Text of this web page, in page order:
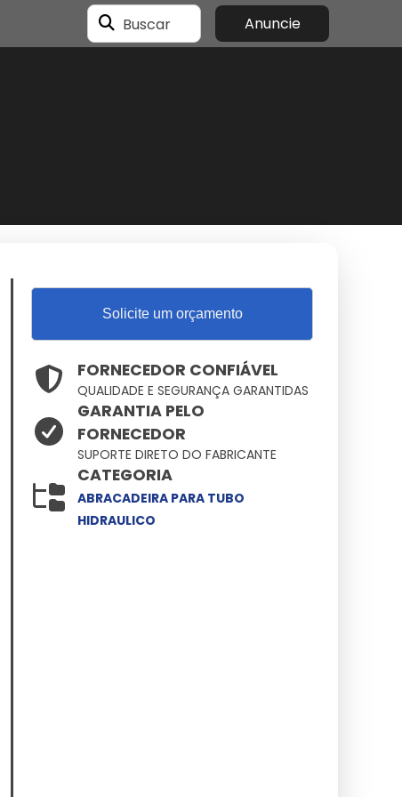
Buscar Anuncie
Solicite um orçamento
FORNECEDOR CONFIÁVEL
QUALIDADE E SEGURANÇA GARANTIDAS
GARANTIA PELO
FORNECEDOR
SUPORTE DIRETO DO FABRICANTE
CATEGORIA
ABRACADEIRA PARA TUBO
HIDRAULICO